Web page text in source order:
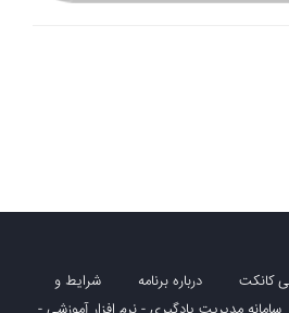
کانکت درباره برنامه
شرایط و